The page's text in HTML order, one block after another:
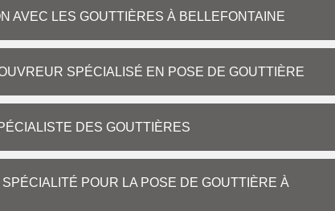
AVEC LES GOUTTIÈRES À BELLEFONTAINE
SPÉCIALISÉ EN POSE DE GOUTTIÈRE
DES GOUTTIÈRES
POUR LA POSE DE GOUTTIÈRE À